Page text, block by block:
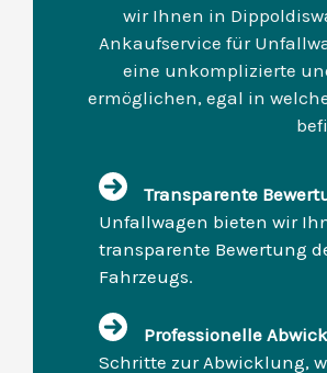
wir Ihnen in
Ankaufservice für
eine unkomplizierte
ermöglichen, egal in
Transparente
Unfallwagen bieten wir
transparente Bewertung
Fahrzeugs.
Professionelle
Schritte zur Abwicklung,